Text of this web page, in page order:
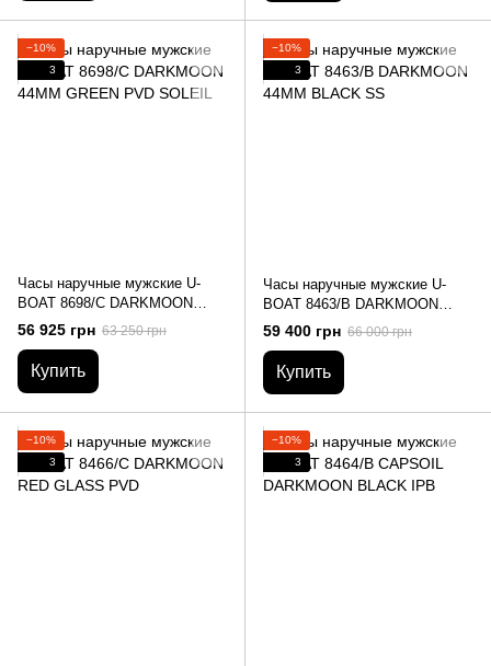
−10%
3
Часы наручные мужские U-
BOAT 8698/C DARKMOON
44MM GREEN PVD SOLEIL
56 925 грн 63 250 грн
Купить
−10%
3
Часы наручные мужские U-
BOAT 8463/B DARKMOON
44MM BLACK SS
59 400 грн 66 000 грн
Купить
−10%
3
−10%
3